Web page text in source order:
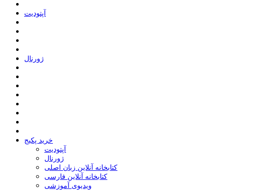
ﺁﭘﺘﻮﺩﯾﺖ
ﮊﻭﺭﻧﺎﻝ
خرید پکیج
ﺁﭘﺘﻮﺩﯾﺖ
ﮊﻭﺭﻧﺎﻝ
کتابخانه آنلاین زبان اصلی
کتابخانه آنلاین فارسی
ویدیوی آموزشی